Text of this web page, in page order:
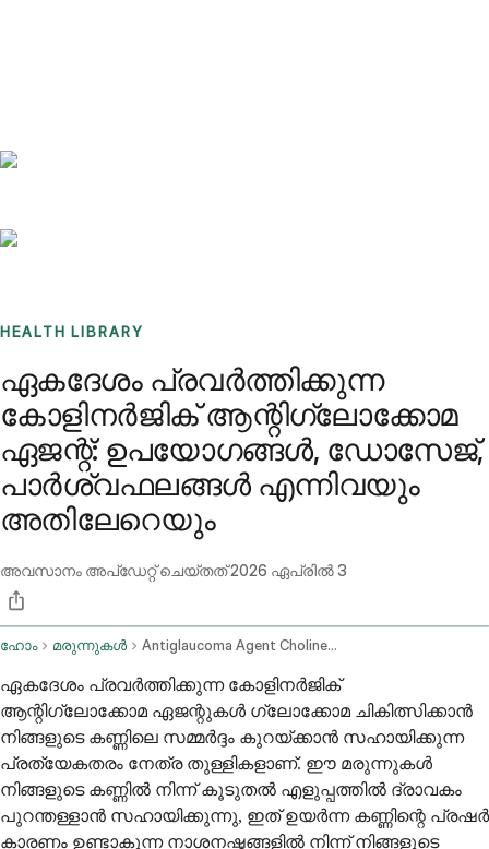
HEALTH LIBRARY
ഏകദേശം പ്രവർത്തിക്കുന്ന
കോളിനർജിക് ആന്റിഗ്ലോക്കോമ
ഏജന്റ്: ഉപയോഗങ്ങൾ, ഡോസേജ്,
പാർശ്വഫലങ്ങൾ എന്നിവയും
അതിലേറെയും
അവസാനം അപ്ഡേറ്റ് ചെയ്തത്2026 ഏപ്രിൽ 3
ഹോം മരുന്നുകൾ Antiglaucoma Agent Cholinergic Long Acting Ophthalmic Route
ഏകദേശം പ്രവർത്തിക്കുന്ന കോളിനർജിക്
ആന്റിഗ്ലോക്കോമ ഏജന്റുകൾ ഗ്ലോക്കോമ ചികിത്സിക്കാൻ
നിങ്ങളുടെ കണ്ണിലെ സമ്മർദ്ദം കുറയ്ക്കാൻ സഹായിക്കുന്ന
പ്രത്യേകതരം നേത്ര തുള്ളികളാണ്. ഈ മരുന്നുകൾ
നിങ്ങളുടെ കണ്ണിൽ നിന്ന് കൂടുതൽ എളുപ്പത്തിൽ ദ്രാവകം
പുറന്തള്ളാൻ സഹായിക്കുന്നു, ഇത് ഉയർന്ന കണ്ണിന്റെ പ്രഷർ
കാരണം ഉണ്ടാകുന്ന നാശനഷ്ടങ്ങളിൽ നിന്ന് നിങ്ങളുടെ